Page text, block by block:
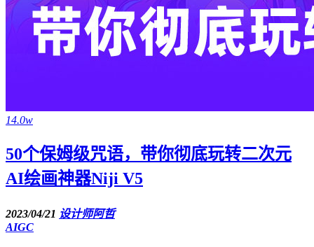
14.0w
50个保姆级咒语，带你彻底玩转二次元
AI绘画神器Niji V5
2023/04/21 设计师阿哲
AIGC